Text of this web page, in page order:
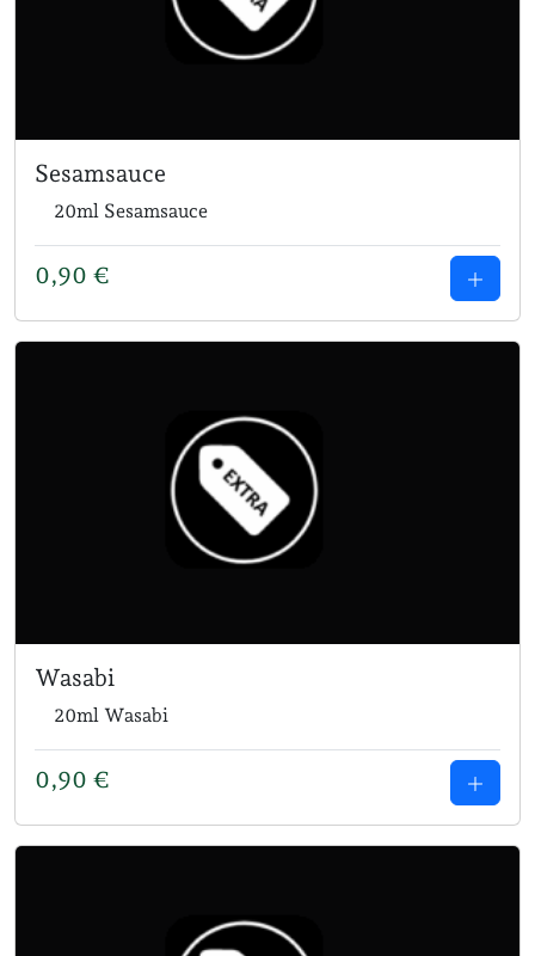
Sesamsauce
20ml Sesamsauce
0,90 €
Wasabi
20ml Wasabi
0,90 €